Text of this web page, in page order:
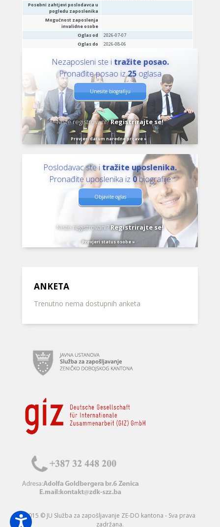
Posebni zahtjevi poslodavca u
pogledu zaposlenika
Mogućnost zaposlenja
invalidne osobe
Oglas od
2026-07-07
Oglas do
2026-08-06
Nezaposleni ste i tražite posao.
Pronađite posao iz25oglasa
Unesite biografiju
Niste registrovani?Registrirajte se!
Provjeri datum naredne prijave »
Poslodavac ste i tražite uposlenika.
Pronađite uposlenika iz 0biografije
Objavite oglas
Niste registrovani?Registrirajte se!
Provjeri status osobe »
ANKETA
Trenutno nema dostupnih anketa
2015 © JU Služba za zapošljavanje ZE-DO kantona - Sva prava
zadržana.